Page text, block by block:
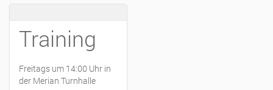
Training
Freitags um 14:00 Uhr in
der Merian Turnhalle